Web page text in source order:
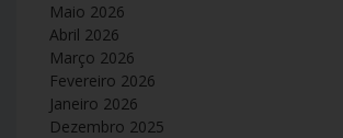
Maio 2026
Abril 2026
Março 2026
Fevereiro 2026
Janeiro 2026
Dezembro 2025